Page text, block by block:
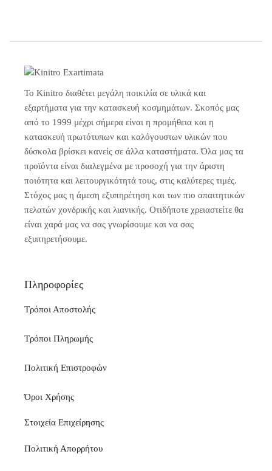
Το Kinitro διαθέτει μεγάλη ποικιλία σε υλικά και
εξαρτήματα για την κατασκευή κοσμημάτων. Σκοπός μας
από το 1999 μέχρι σήμερα είναι η προμήθεια και η
κατασκευή πρωτότυπων και καλόγουστων υλικών που
δύσκολα βρίσκει κανείς σε άλλα καταστήματα. Όλα μας τα
προϊόντα είναι διαλεγμένα με προσοχή για την άριστη
ποιότητα και λειτουργικότητά τους, στις καλύτερες τιμές.
Στόχος μας η άμεση εξυπηρέτηση και των πιο απαιτητικών
πελατών χονδρικής και λιανικής. Οτιδήποτε χρειαστείτε θα
είναι χαρά μας να σας γνωρίσουμε και να σας
εξυπηρετήσουμε.
Πληροφορίες
Τρόποι Αποστολής
Τρόποι Πληρωμής
Πολιτική Επιστροφών
Όροι Χρήσης
Στοιχεία Επιχείρησης
Πολιτική Απορρήτου